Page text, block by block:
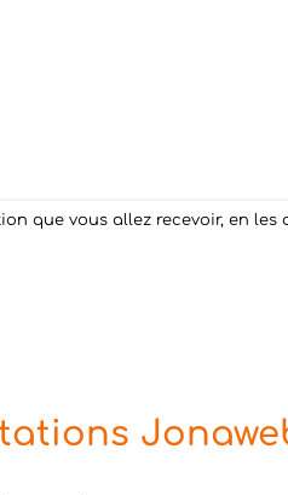
que vous allez recevoir, en les